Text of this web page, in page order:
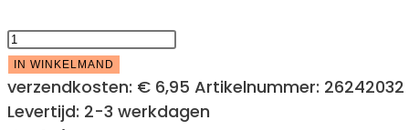
DIMAVERY
AC-
303
Classical
IN WINKELMAND
verzendkosten: € 6,95 Artikelnummer: 26242032
Levertijd: 2-3 werkdagen